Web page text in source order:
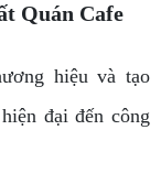
Quán Cafe
hiệu và tạo
đại đến công